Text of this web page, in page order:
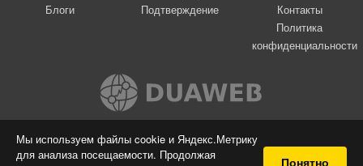
Мы используем файлы cookie и Яндекс.Метрику
для анализа посещаемости. Продолжая
Понятно
Блоги
Подтверждение
Контакты
Политика
конфиденциальности
Вконтакте
© 2009-2026 Я-пою